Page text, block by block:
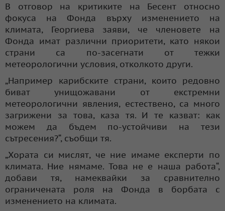
В отговор на критиките на Бесент относно
фокуса на Фонда върху изменението на
климата, Георгиева заяви, че членовете на
Фонда имат различни приоритети, като някои
страни са по-засегнати от тежки
метеорологични условия, отколкото други.
„Например карибските страни, които редовно
биват унищожавани от екстремни
метеорологични явления, естествено, са много
загрижени за това, каза тя. И те казват: как
можем да бъдем по-устойчиви на тези
сътресения?“, съобщи тя.
„Хората си мислят, че ние имаме експерти по
климата. Ние нямаме. Това не е наша работа“,
добави тя, намеквайки за сравнително
ограничената роля на Фонда в борбата с
изменението на климата.